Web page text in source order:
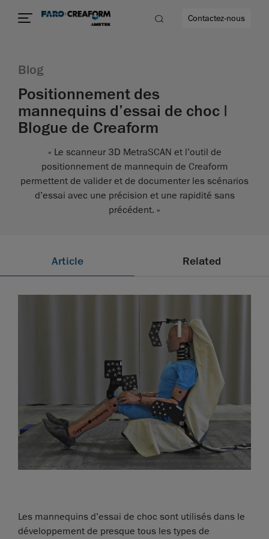
encore
Contactez-nous
Blog
Positionnement des
mannequins d’essai de choc |
Blogue de Creaform
« Le scanneur 3D MetraSCAN et l’outil de
positionnement de mannequin de Creaform
permettent de valider et de documenter les scénarios
d’essai avec une précision et une rapidité sans
précédent. »
Article Related
Les mannequins d’essai de choc sont utilisés dans le
développement de presque tous les types de